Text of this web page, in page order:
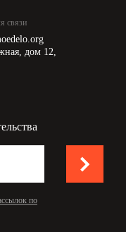
связи
дом 12,
по